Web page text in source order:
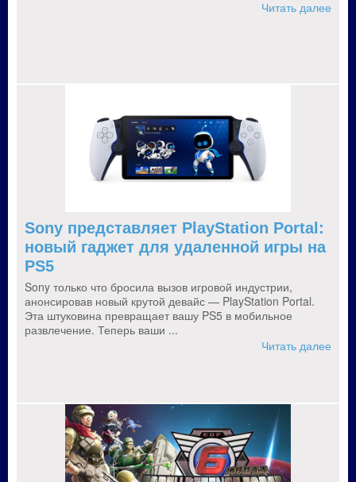
Читать далее
Sony представляет PlayStation Portal:
новый гаджет для удаленной игры на
PS5
Sony только что бросила вызов игровой индустрии,
анонсировав новый крутой девайс — PlayStation Portal.
Эта штуковина превращает вашу PS5 в мобильное
развлечение. Теперь ваши ...
Читать далее